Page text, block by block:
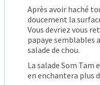
Après avoir haché
doucement la
Vous devriez vous
papaye semblables
salade de chou.
La salade Som Tam
en enchantera plus